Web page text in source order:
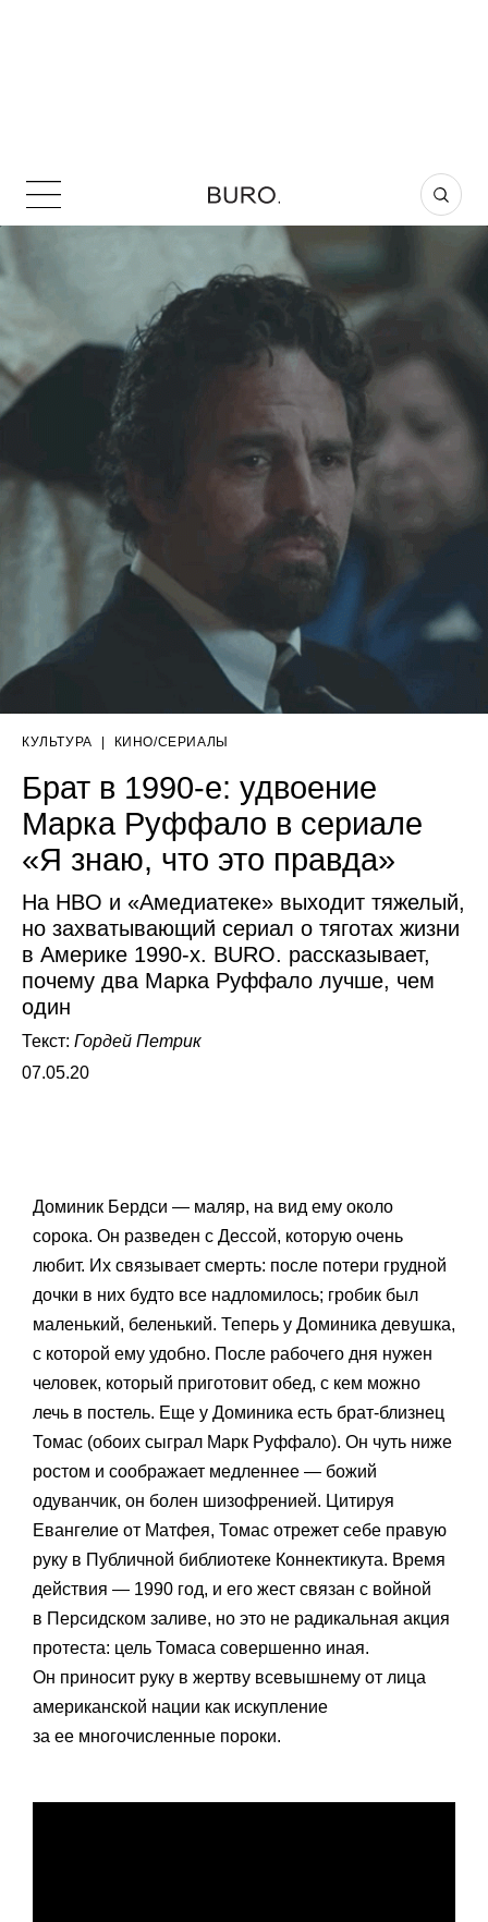
КУЛЬТУРА КИНО/СЕРИАЛЫ
Брат в 1990-е: удвоение
Марка Руффало в сериале
«Я знаю, что это правда»
На HBO и «Амедиатеке» выходит тяжелый,
но захватывающий сериал о тяготах жизни
в Америке 1990-х. BURO. рассказывает,
почему два Марка Руффало лучше, чем
один
Текст: Гордей Петрик
07.05.20
Доминик Бердси — маляр, на вид ему около
сорока. Он разведен с Дессой, которую очень
любит. Их связывает смерть: после потери грудной
дочки в них будто все надломилось; гробик был
маленький, беленький. Теперь у Доминика девушка,
с которой ему удобно. После рабочего дня нужен
человек, который приготовит обед, с кем можно
лечь в постель. Еще у Доминика есть брат-близнец
Томас (обоих сыграл Марк Руффало). Он чуть ниже
ростом и соображает медленнее — божий
одуванчик, он болен шизофренией. Цитируя
Евангелие от Матфея, Томас отрежет себе правую
руку в Публичной библиотеке Коннектикута. Время
действия — 1990 год, и его жест связан с войной
в Персидском заливе, но это не радикальная акция
протеста: цель Томаса совершенно иная.
Он приносит руку в жертву всевышнему от лица
американской нации как искупление
за ее многочисленные пороки.